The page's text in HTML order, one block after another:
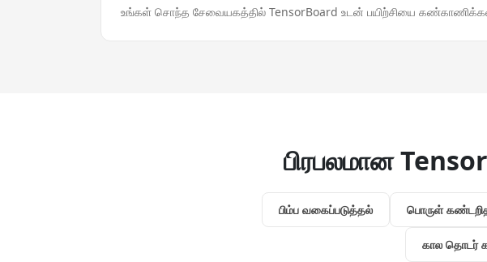
உங்கள் சொந்த சேவையகத்தில் TensorBoard உடன் பயிற்சியை
பிரபலமான
பிம்ப வகைப்படுத்தல் பொருள்
கால தொடர்